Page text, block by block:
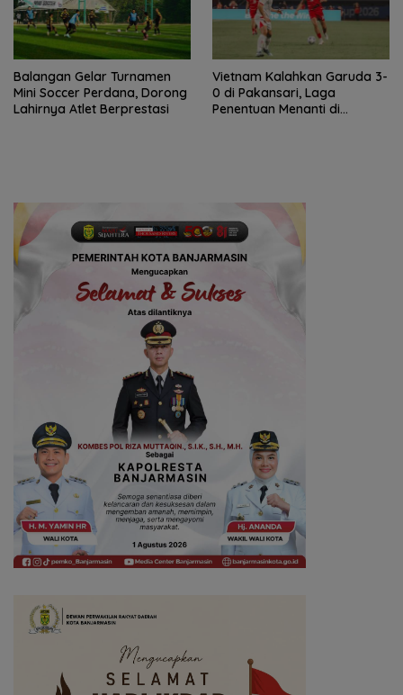
Balangan Gelar Turnamen
Mini Soccer Perdana, Dorong
Lahirnya Atlet Berprestasi
Vietnam Kalahkan Garuda 3-
0 di Pakansari, Laga
Penentuan Menanti di